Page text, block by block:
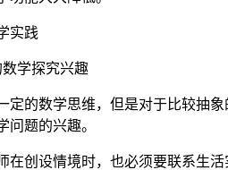
实践
学探究兴趣
定的数学思维，但是对于比较抽
问题的兴趣。
在创设情境时，也必须要联系生